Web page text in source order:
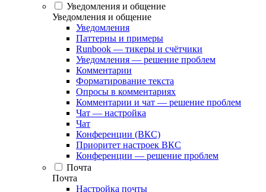
Уведомления и общение
Уведомления и общение
Уведомления
Паттерны и примеры
Runbook — тикеры и счётчики
Уведомления — решение проблем
Комментарии
Форматирование текста
Опросы в комментариях
Комментарии и чат — решение проблем
Чат — настройка
Чат
Конференции (ВКС)
Приоритет настроек ВКС
Конференции — решение проблем
Почта
Почта
Настройка почты